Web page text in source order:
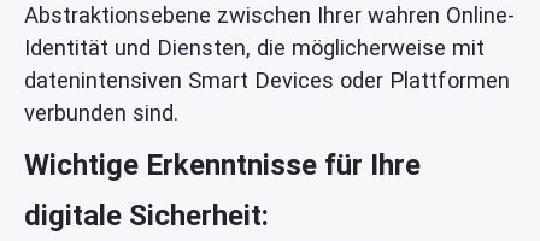
Abstraktionsebene zwischen Ihrer wahren Online-
Identität und Diensten, die möglicherweise mit
datenintensiven Smart Devices oder Plattformen
verbunden sind.
Wichtige Erkenntnisse für Ihre
digitale Sicherheit: